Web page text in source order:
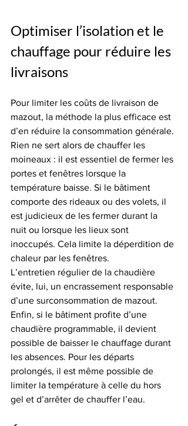
Optimiser l’isolation et le
chauffage pour réduire les
livraisons
Pour limiter les coûts de livraison de
mazout, la méthode la plus efficace est
d’en réduire la consommation générale.
Rien ne sert alors de chauffer les
moineaux : il est essentiel de fermer les
portes et fenêtres lorsque la
température baisse. Si le bâtiment
comporte des rideaux ou des volets, il
est judicieux de les fermer durant la
nuit ou lorsque les lieux sont
inoccupés. Cela limite la déperdition de
chaleur par les fenêtres.
L’entretien régulier de la chaudière
évite, lui, un encrassement responsable
d’une surconsommation de mazout.
Enfin, si le bâtiment profite d’une
chaudière programmable, il devient
possible de baisser le chauffage durant
les absences. Pour les départs
prolongés, il est même possible de
limiter la température à celle du hors
gel et d’arrêter de chauffer l’eau.